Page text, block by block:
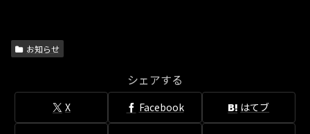
お知らせ
シェアする
X Facebook はてブ